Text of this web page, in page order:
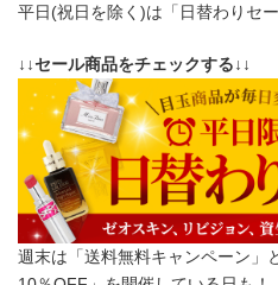
平日(祝日を除く)は「日替わりセ
↓↓セール商品をチェックする↓↓
週末は「送料無料キャンペーン」